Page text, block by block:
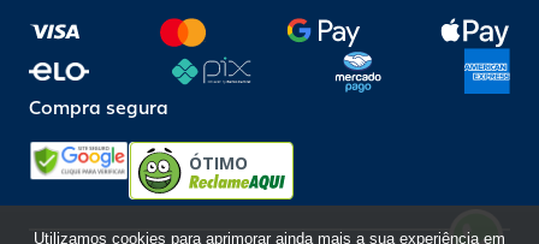
Compra segura
ÓTIMO
Utilizamos cookies para aprimorar ainda mais a sua experiência em